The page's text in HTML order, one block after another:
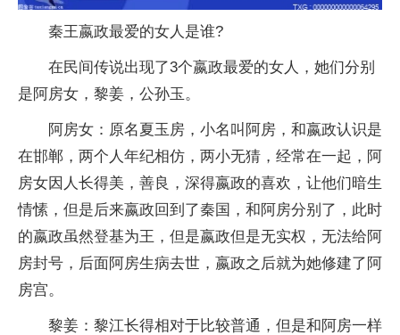
秦王嬴政最爱的女人是谁?
在民间传说出现了3个嬴政最爱的女人，她们分别
是阿房女，黎姜，公孙玉。
阿房女：原名夏玉房，小名叫阿房，和嬴政认识是
在邯郸，两个人年纪相仿，两小无猜，经常在一起，阿
房女因人长得美，善良，深得嬴政的喜欢，让他们暗生
情愫，但是后来嬴政回到了秦国，和阿房分别了，此时
的嬴政虽然登基为王，但是嬴政但是无实权，无法给阿
房封号，后面阿房生病去世，嬴政之后就为她修建了阿
房宫。
黎姜：黎江长得相对于比较普通，但是和阿房一样